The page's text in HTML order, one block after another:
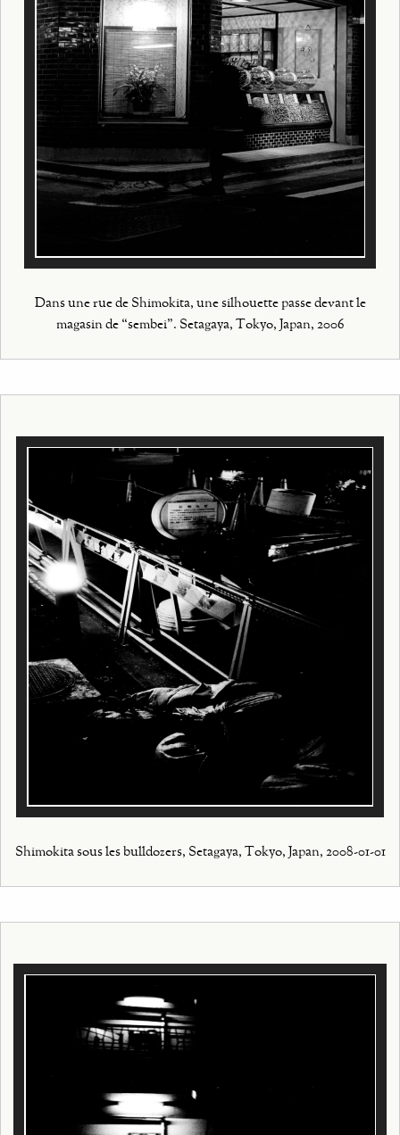
Dans une rue de Shimokita, une silhouette passe devant le
magasin de “sembei”. Setagaya, Tokyo, Japan, 2006
Shimokita sous les bulldozers, Setagaya, Tokyo, Japan, 2008-01-01